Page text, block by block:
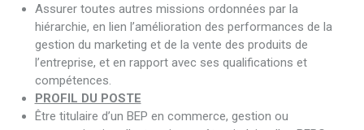
Assurer toutes autres missions ordonnées par la
hiérarchie, en lien l’amélioration des performances de la
gestion du marketing et de la vente des produits de
l’entreprise, et en rapport avec ses qualifications et
compétences.
PROFIL DU POSTE
Être titulaire d’un BEP en commerce, gestion ou